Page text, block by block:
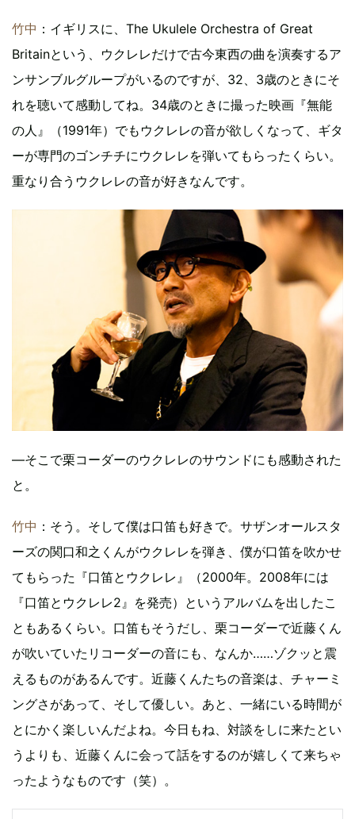
竹中 ：イギリスに、The Ukulele Orchestra of Great
Britainという、ウクレレだけで古今東西の曲を演奏するア
ンサンブルグループがいるのですが、32、3歳のときにそ
れを聴いて感動してね。34歳のときに撮った映画『無能
の人』（1991年）でもウクレレの音が欲しくなって、ギタ
ーが専門のゴンチチにウクレレを弾いてもらったくらい。
重なり合うウクレレの音が好きなんです。
―そこで栗コーダーのウクレレのサウンドにも感動された
と。
竹中 ：そう。そして僕は口笛も好きで。サザンオールスタ
ーズの関口和之くんがウクレレを弾き、僕が口笛を吹かせ
てもらった『口笛とウクレレ』（2000年。2008年には
『口笛とウクレレ2』を発売）というアルバムを出したこ
ともあるくらい。口笛もそうだし、栗コーダーで近藤くん
が吹いていたリコーダーの音にも、なんか……ゾクッと震
えるものがあるんです。近藤くんたちの音楽は、チャーミ
ングさがあって、そして優しい。あと、一緒にいる時間が
とにかく楽しいんだよね。今日もね、対談をしに来たとい
うよりも、近藤くんに会って話をするのが嬉しくて来ちゃ
ったようなものです（笑）。